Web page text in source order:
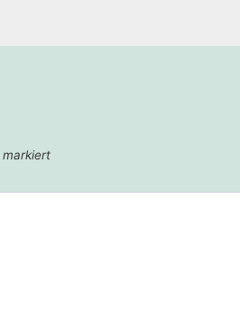
markiert